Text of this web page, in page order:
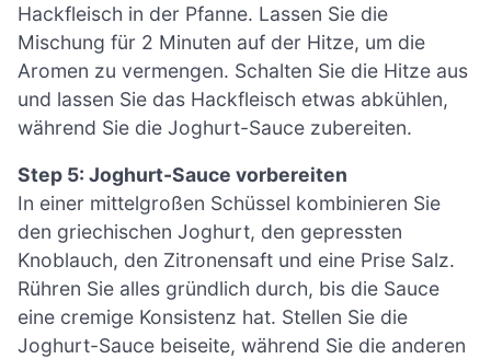
Hackfleisch in der Pfanne. Lassen Sie die
Mischung für 2 Minuten auf der Hitze, um die
Aromen zu vermengen. Schalten Sie die Hitze aus
und lassen Sie das Hackfleisch etwas abkühlen,
während Sie die Joghurt-Sauce zubereiten.
Step 5: Joghurt-Sauce vorbereiten
In einer mittelgroßen Schüssel kombinieren Sie
den griechischen Joghurt, den gepressten
Knoblauch, den Zitronensaft und eine Prise Salz.
Rühren Sie alles gründlich durch, bis die Sauce
eine cremige Konsistenz hat. Stellen Sie die
Joghurt-Sauce beiseite, während Sie die anderen